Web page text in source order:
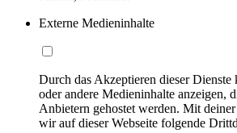
Externe Medieninhalte
Durch das Akzeptieren dieser
oder andere Medieninhalte anzeigen,
Anbietern gehostet werden. Mit
wir auf dieser Webseite folgende